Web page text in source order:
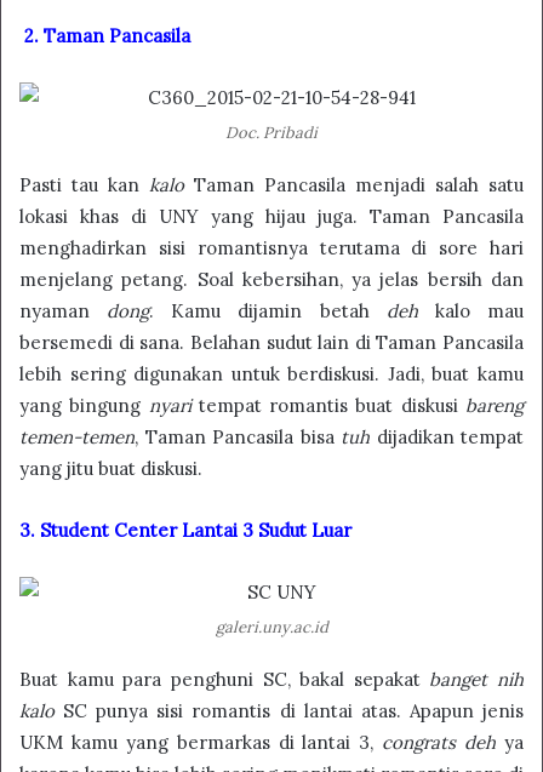
2. Taman Pancasila
Doc. Pribadi
Pasti tau kan kaloTaman Pancasila menjadi salah satu
lokasi khas di UNY yang hijau juga. Taman Pancasila
menghadirkan sisi romantisnya terutama di sore hari
menjelang petang. Soal kebersihan, ya jelas bersih dan
nyaman dong. Kamu dijamin betah dehkalo mau
bersemedi di sana. Belahan sudut lain di Taman Pancasila
lebih sering digunakan untuk berdiskusi. Jadi, buat kamu
yang bingung nyaritempat romantis buat diskusi bareng
temen-temen, Taman Pancasila bisa tuh dijadikan tempat
yang jitu buat diskusi.
3. Student Center Lantai 3 Sudut Luar
galeri.uny.ac.id
Buat kamu para penghuni SC, bakal sepakat banget nih
kaloSC punya sisi romantis di lantai atas. Apapun jenis
UKM kamu yang bermarkas di lantai 3, congrats dehya